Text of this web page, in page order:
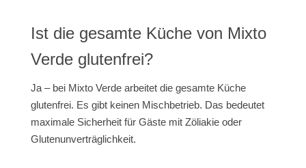
Ist die gesamte Küche von Mixto
Verde glutenfrei?
Ja – bei Mixto Verde arbeitet die gesamte Küche
glutenfrei. Es gibt keinen Mischbetrieb. Das bedeutet
maximale Sicherheit für Gäste mit Zöliakie oder
Glutenunverträglichkeit.